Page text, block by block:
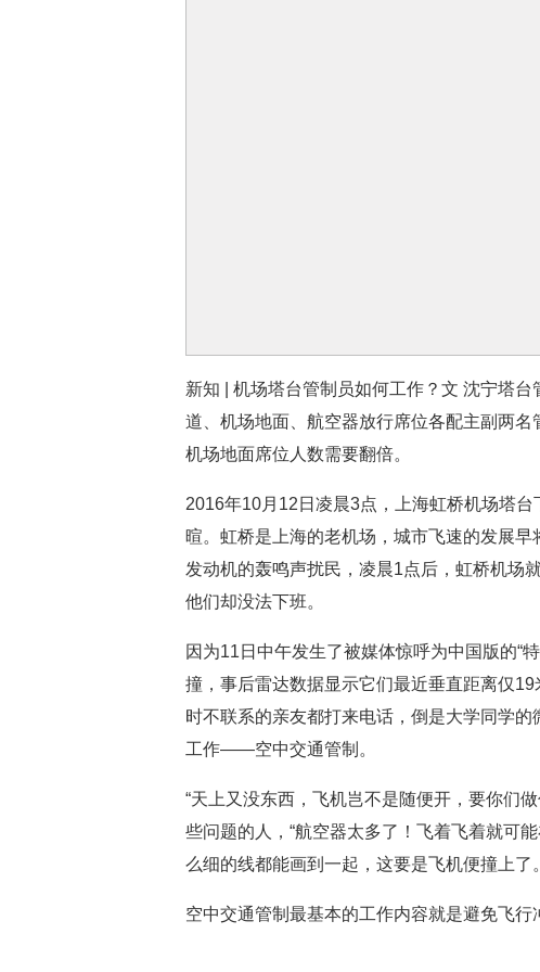
新知 | 机场塔台管制员如何工作？文 沈宁塔
道、机场地面、航空器放行席位各配主副两
机场地面席位人数需要翻倍。
2016年10月12日凌晨3点，上海虹桥机场塔
暄。虹桥是上海的老机场，城市飞速的发展
发动机的轰鸣声扰民，凌晨1点后，虹桥机场
他们却没法下班。
因为11日中午发生了被媒体惊呼为中国版的“
撞，事后雷达数据显示它们最近垂直距离仅
时不联系的亲友都打来电话，倒是大学同学
工作——空中交通管制。
“天上又没东西，飞机岂不是随便开，要你们
些问题的人，“航空器太多了！飞着飞着就可
么细的线都能画到一起，这要是飞机便撞上了
空中交通管制最基本的工作内容就是避免飞行